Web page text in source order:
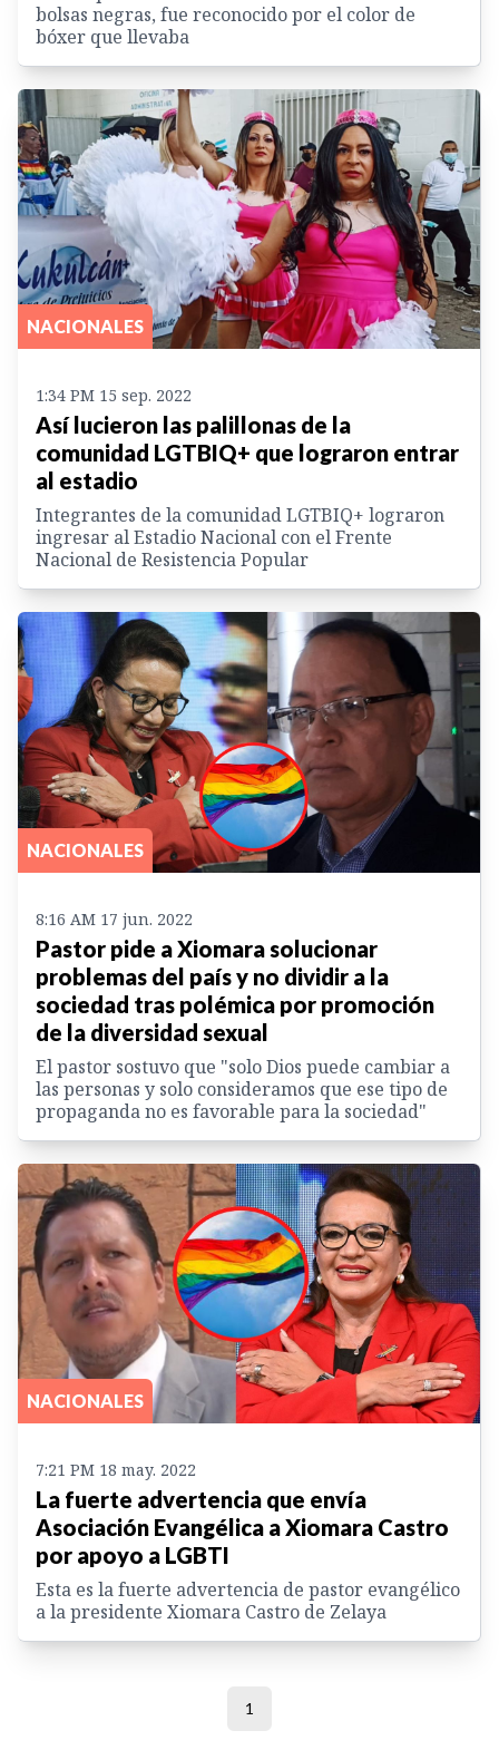
bolsas negras, fue reconocido por el color de
bóxer que llevaba
NACIONALES
1:34 PM 15 sep. 2022
Así lucieron las palillonas de la
comunidad LGTBIQ+ que lograron entrar
al estadio
Integrantes de la comunidad LGTBIQ+ lograron
ingresar al Estadio Nacional con el Frente
Nacional de Resistencia Popular
NACIONALES
8:16 AM 17 jun. 2022
Pastor pide a Xiomara solucionar
problemas del país y no dividir a la
sociedad tras polémica por promoción
de la diversidad sexual
El pastor sostuvo que "solo Dios puede cambiar a
las personas y solo consideramos que ese tipo de
propaganda no es favorable para la sociedad"
NACIONALES
7:21 PM 18 may. 2022
La fuerte advertencia que envía
Asociación Evangélica a Xiomara Castro
por apoyo a LGBTI
Esta es la fuerte advertencia de pastor evangélico
a la presidente Xiomara Castro de Zelaya
1